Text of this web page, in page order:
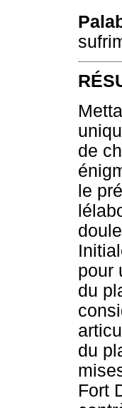
de
le
pour
du
du
Fort